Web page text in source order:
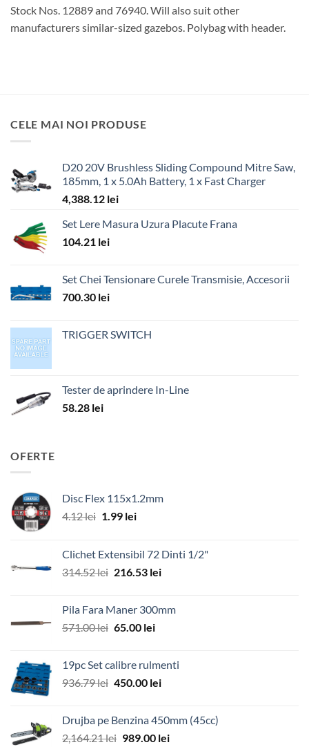
Stock Nos. 12889 and 76940. Will also suit other
manufacturers similar-sized gazebos. Polybag with header.
CELE MAI NOI PRODUSE
D20 20V Brushless Sliding Compound Mitre Saw,
185mm, 1 x 5.0Ah Battery, 1 x Fast Charger
4,388.12 lei
Set Lere Masura Uzura Placute Frana
104.21 lei
Set Chei Tensionare Curele Transmisie, Accesorii
700.30 lei
TRIGGER SWITCH
Tester de aprindere In-Line
58.28 lei
OFERTE
Disc Flex 115x1.2mm
4.12lei Prețul
fost:
4.12 lei.
1.99 leiPrețul
1.99 lei.
Clichet Extensibil 72 Dinti 1/2"
314.52lei Prețul
fost:
314.52 lei.
216.53 leiPrețul
216.53 lei.
Pila Fara Maner 300mm
571.00lei Prețul
fost:
571.00 lei.
65.00 leiPrețul
65.00 lei.
19pc Set calibre rulmenti
936.79lei Prețul
fost:
936.79 lei.
450.00 leiPrețul
450.00 lei.
Drujba pe Benzina 450mm (45cc)
2,164.21lei Prețul
989.00 leiPrețul